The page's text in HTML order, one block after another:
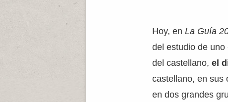
Hoy, enLa Guía
del estudio de
del castellano,el
castellano, en sus
en dos grandes